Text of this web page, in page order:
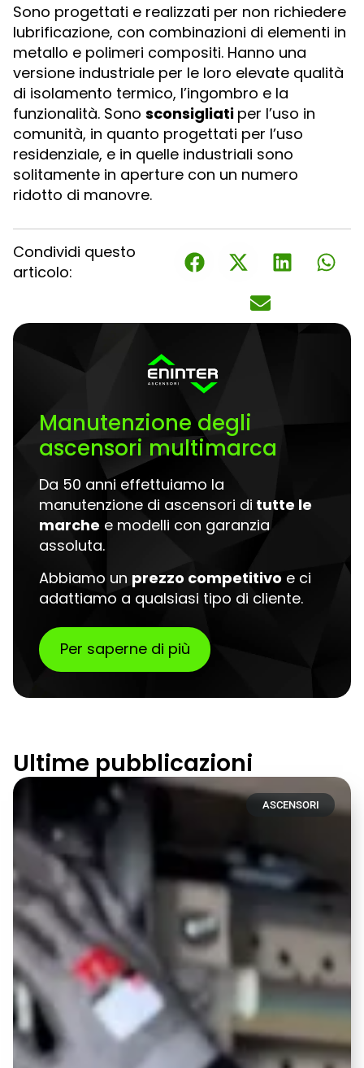
Sono progettati e realizzati per non richiedere
lubrificazione, con combinazioni di elementi in
metallo e polimeri compositi. Hanno una
versione industriale per le loro elevate qualità
di isolamento termico, l’ingombro e la
funzionalità. Sono sconsigliati per l’uso in
comunità, in quanto progettati per l’uso
residenziale, e in quelle industriali sono
solitamente in aperture con un numero
ridotto di manovre.
Condividi questo
articolo:
Manutenzione degli
ascensori multimarca
Da 50 anni effettuiamo la
manutenzione di ascensori di tutte le
marche e modelli con garanzia
assoluta.
Abbiamo un prezzo competitivo e ci
adattiamo a qualsiasi tipo di cliente.
Per saperne di più
Ultime pubblicazioni
ASCENSORI